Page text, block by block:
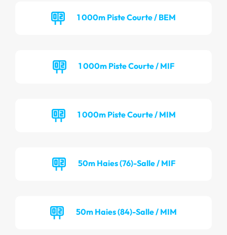
1 000m Piste Courte / BEM
1 000m Piste Courte / MIF
1 000m Piste Courte / MIM
50m Haies (76)-Salle / MIF
50m Haies (84)-Salle / MIM